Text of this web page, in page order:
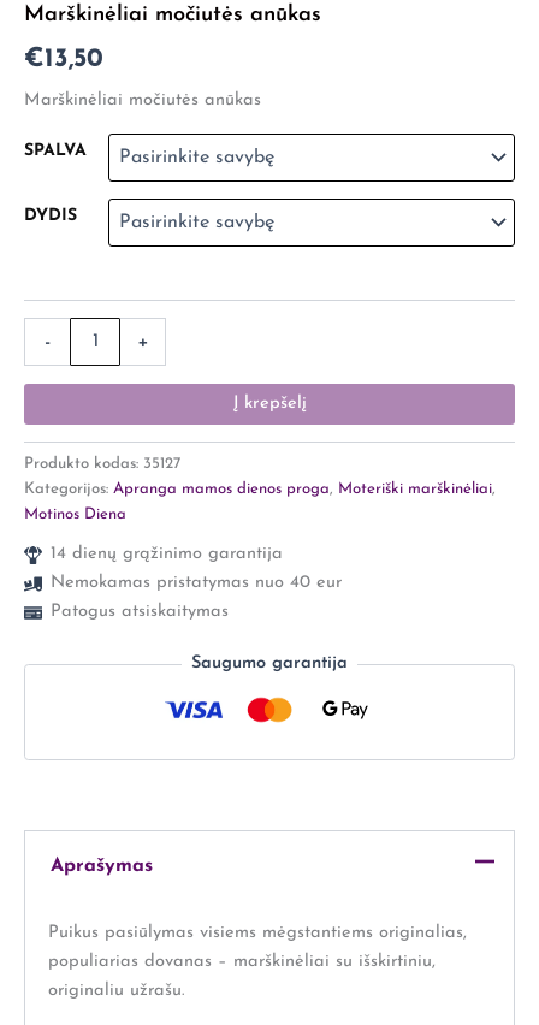
Marškinėliai močiutės anūkas
€13,50
Marškinėliai močiutės anūkas
SPALVA
DYDIS
-
močiutės
+
Į krepšelį
Produkto kodas: 35127
Kategorijos: Apranga mamos dienos proga, Moteriški marškinėliai,
Motinos Diena
14 dienų grąžinimo garantija
Nemokamas pristatymas nuo 40 eur
Patogus atsiskaitymas
Saugumo garantija
Aprašymas
Puikus pasiūlymas visiems mėgstantiems originalias,
populiarias dovanas – marškinėliai su išskirtiniu,
originaliu užrašu.